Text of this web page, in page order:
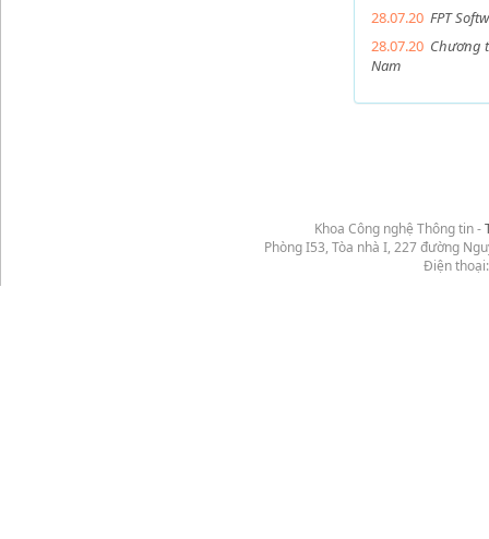
28.07.20 FPT
28.07.20 Chương
Nam
Khoa Công nghệ Thông tin -
Phòng I53, Tòa nhà I, 227 đường
Điện